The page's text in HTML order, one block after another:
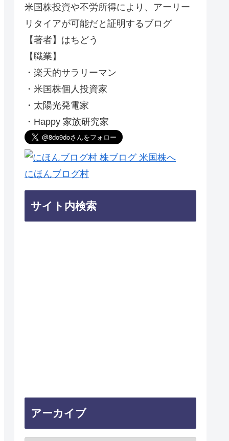
米国株投資や不労所得により、アーリー
リタイアが可能だと証明するブログ
【著者】はちどう
【職業】
・楽天的サラリーマン
・米国株個人投資家
・太陽光発電家
・Happy 家族研究家
にほんブログ村
サイト内検索
アーカイブ